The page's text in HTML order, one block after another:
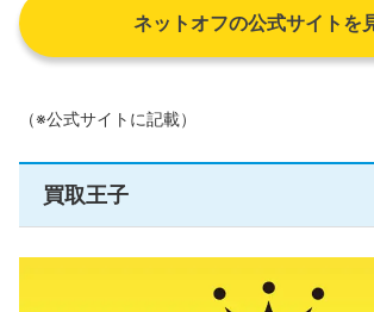
ネットオフの公式サイトを
（※公式サイトに記載）
買取王子